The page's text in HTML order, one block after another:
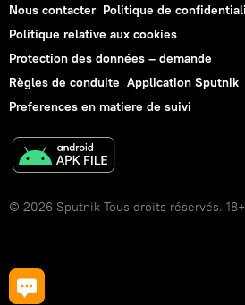
Nous contacter Politique de
Politique relative aux cookies
Protection des données – demande
Règles de conduite Application Sputnik
Preferences en matiere de suivi
© 2026 Sputnik Tous droits réservés. 18+